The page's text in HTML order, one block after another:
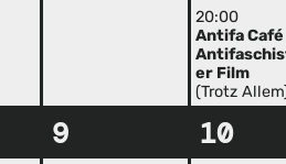
20:00
Antifa Café
er Film
(Trotz
9 10